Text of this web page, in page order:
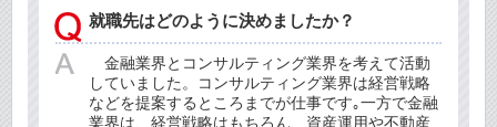
就職先はどのように決めましたか？
金融業界とコンサルティング業界を考えて活動
していました。コンサルティング業界は経営戦略
などを提案するところまでが仕事です｡一方で金融
業界は、経営戦略はもちろん、資産運用や不動産